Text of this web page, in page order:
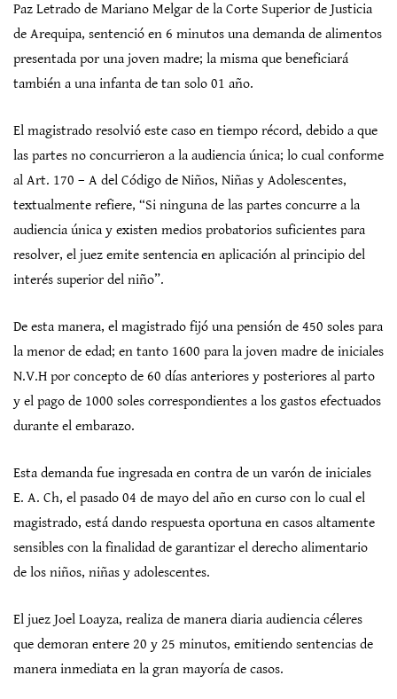
Paz Letrado de Mariano Melgar de la Corte Superior de Justicia
de Arequipa, sentenció en 6 minutos una demanda de alimentos
presentada por una joven madre; la misma que beneficiará
también a una infanta de tan solo 01 año.
El magistrado resolvió este caso en tiempo récord, debido a que
las partes no concurrieron a la audiencia única; lo cual conforme
al Art. 170 – A del Código de Niños, Niñas y Adolescentes,
textualmente refiere, “Si ninguna de las partes concurre a la
audiencia única y existen medios probatorios suficientes para
resolver, el juez emite sentencia en aplicación al principio del
interés superior del niño”.
De esta manera, el magistrado fijó una pensión de 450 soles para
la menor de edad; en tanto 1600 para la joven madre de iniciales
N.V.H por concepto de 60 días anteriores y posteriores al parto
y el pago de 1000 soles correspondientes a los gastos efectuados
durante el embarazo.
Esta demanda fue ingresada en contra de un varón de iniciales
E. A. Ch, el pasado 04 de mayo del año en curso con lo cual el
magistrado, está dando respuesta oportuna en casos altamente
sensibles con la finalidad de garantizar el derecho alimentario
de los niños, niñas y adolescentes.
El juez Joel Loayza, realiza de manera diaria audiencia céleres
que demoran entere 20 y 25 minutos, emitiendo sentencias de
manera inmediata en la gran mayoría de casos.